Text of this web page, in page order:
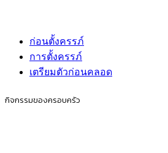
ก่อนตั้งครรภ์
การตั้งครรภ์
เตรียมตัวก่อนคลอด
กิจกรรมของครอบครัว